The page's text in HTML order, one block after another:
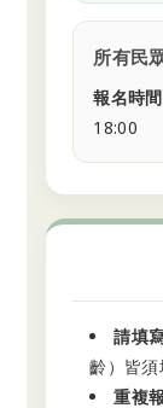
所有民
報名時間
18:00
請填
齡）皆須
重複